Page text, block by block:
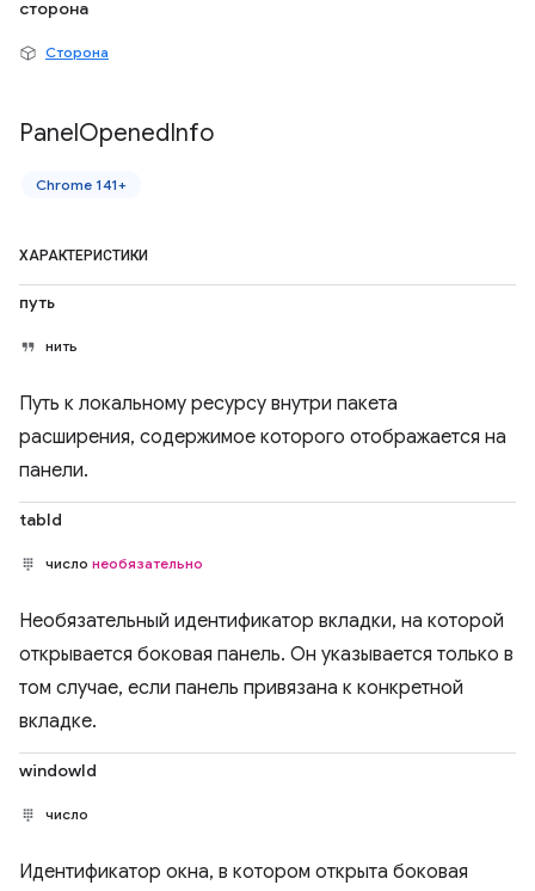
сторона
Сторона
PanelOpenedInfo
Chrome 141+
ХАРАКТЕРИСТИКИ
путь
нить
Путь к локальному ресурсу внутри пакета
расширения, содержимое которого отображается на
панели.
tabId
число необязательно
Необязательный идентификатор вкладки, на которой
открывается боковая панель. Он указывается только в
том случае, если панель привязана к конкретной
вкладке.
windowId
число
Идентификатор окна, в котором открыта боковая